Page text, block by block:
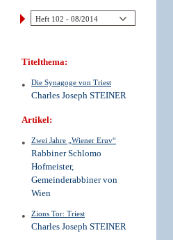
Titelthema:
Die Synagoge von Triest
Charles Joseph STEINER
Artikel:
Zwei Jahre „Wiener Eruv“
Rabbiner Schlomo
Hofmeister,
Gemeinderabbiner von
Wien
Zions Tor: Triest
Charles Joseph STEINER